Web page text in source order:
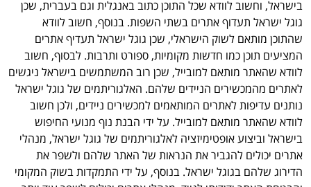
בישראל, וחשוב לוודא שכל התוכן כתוב באנגלית וגם בעברית, שכן
גוגל ישראל תעדוף אתרים בשתי השפות. בנוסף, חשוב לוודא
שהתוכן מותאם לשוק הישראלי, שכן גוגל ישראל תעדיף אתרים
המציעים תוכן כמו חדשות מקומיות, ספורט ותרבות. לבסוף, חשוב
לוודא שהאתר מותאם למובייל, שכן רוב המשתמשים בישראל ניגשים
לאתרים מהמכשירים הניידים שלהם. האלגוריתמים של גוגל ישראל
נותנים עדיפות לאתרים המותאמים למכשירים ניידים, ולכן חשוב
לוודא שהאתר מותאם למובייל. על ידי הבנת נוף מנועי החיפוש
בישראל וביצוע אופטימיזציה לאלגוריתמים של גוגל ישראל, מנהלי
אתרים יכולים להגביר את הנראות של האתר שלהם ולשפר את
הדירוג שלהם בגוגל ישראל. בנוסף, על ידי התמקדות בשוק המקומי